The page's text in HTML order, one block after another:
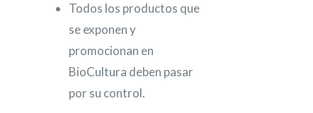
Todos los productos que
se exponen y
promocionan en
BioCultura deben pasar
por su control.